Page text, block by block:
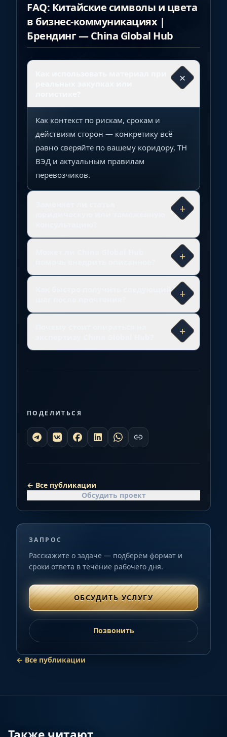
FAQ: Китайские символы и цвета
в бизнес-коммуникациях |
Брендинг — China Global Hub
×
Как контекст по рискам, срокам и
действиям сторон — конкретику всё
равно сверяйте по вашему коридору, ТН
ВЭД и актуальным правилам
перевозчиков.
+
+
Как быстро получить следующий
+
+
ПОДЕЛИТЬСЯ
← Все публикации
Обсудить проект
ЗАПРОС
Расскажите о задаче — подберём формат и
сроки ответа в течение рабочего дня.
ОБСУДИТЬ УСЛУГУ
Позвонить
← Все публикации